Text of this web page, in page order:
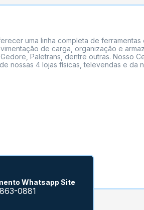
uma linha completa de ferramentas
de carga, organização e
Paletrans, dentre outras. Nosso
nossas 4 lojas físicas, televendas e da
Whatsapp Site
0881